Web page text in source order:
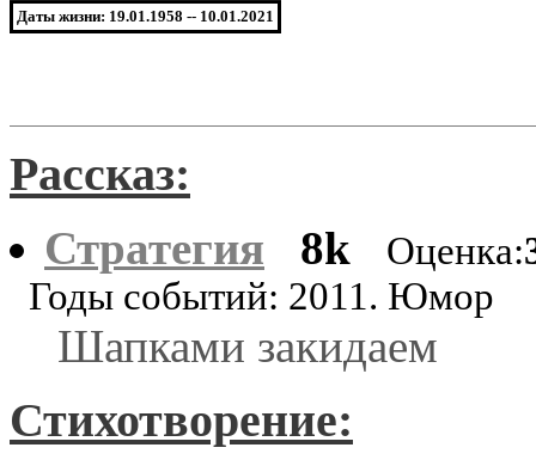
Даты жизни: 19.01.1958 -- 10.01.2021
Рассказ:
Стратегия 8k Оценка:
Годы событий: 2011. Юмор
Шапками закидаем
Стихотворение: